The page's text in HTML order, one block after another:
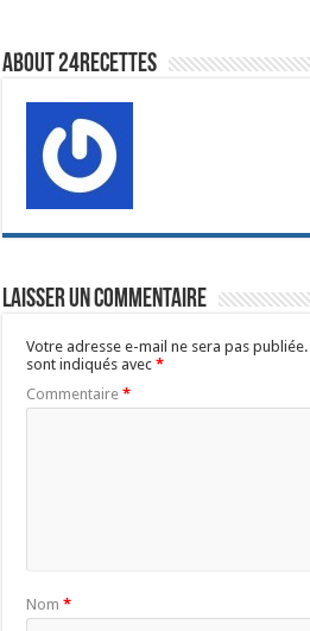
About 24recettes
Laisser un commentaire
Votre adresse e-mail ne sera pas publiée.
sont indiqués avec*
Commentaire*
Nom*